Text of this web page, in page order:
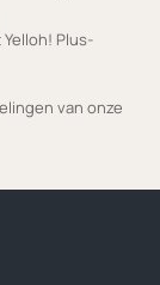
Plus-
van onze